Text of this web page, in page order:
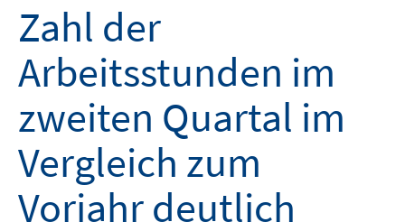
Zahl der
Arbeitsstunden im
zweiten Quartal im
Vergleich zum
Vorjahr deutlich